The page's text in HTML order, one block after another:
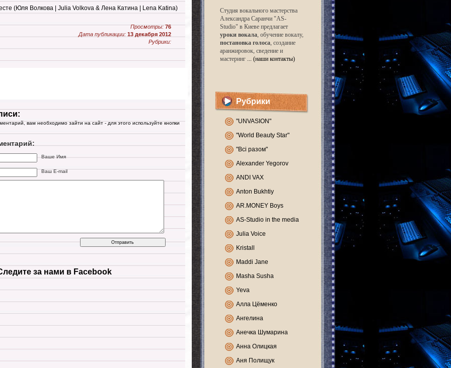
(Юля Волкова | Julia Volkova & Лена Катина | Lena Katina)
Просмотры: 76
Дата публикации: 13 декабря 2012
Рубрики:
вам необходимо зайти на сайт - для этого используйте кнопки
Ваше Имя
Ваш E-mail
за нами в Facebook
Студия вокального мастерства
Александра Саранчи "AS-
Studio" в Киеве предлагает
уроки вокала, обучение вокалу,
постановка голоса, создание
аранжировок, сведение и
мастеринг ... (наши контакты)
Рубрики
"UNVASION"
"World Beauty Star"
"Всі разом"
Alexander Yegorov
ANDI VAX
Anton Bukhtiy
AR.MONEY Boys
AS-Studio in the media
Julia Voice
Kristall
Maddi Jane
Masha Susha
Yeva
Алла Цёменко
Ангелина
Анечка Шумарина
Анна Олицкая
Аня Полищук